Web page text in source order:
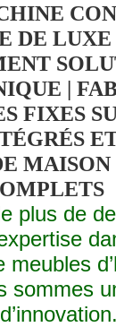
DE LUXE
|
FIXES
MAISON
plus de
meubles
sommes